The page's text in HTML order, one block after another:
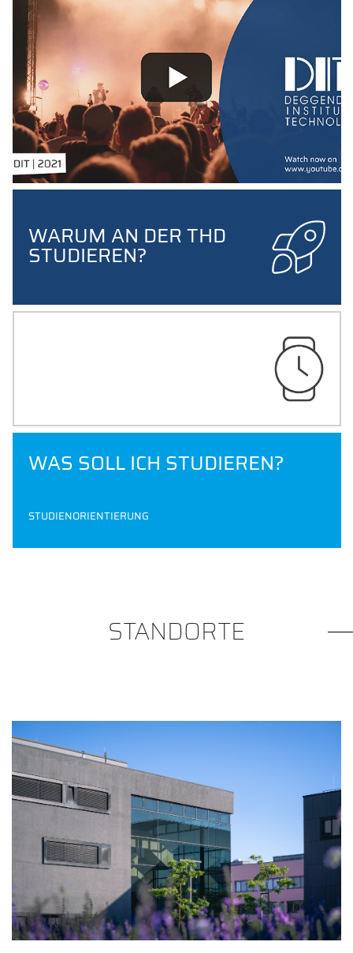
WARUM AN DER THD
STUDIEREN?
WAS SOLL ICH STUDIEREN?
STUDIENORIENTIERUNG
STANDORTE